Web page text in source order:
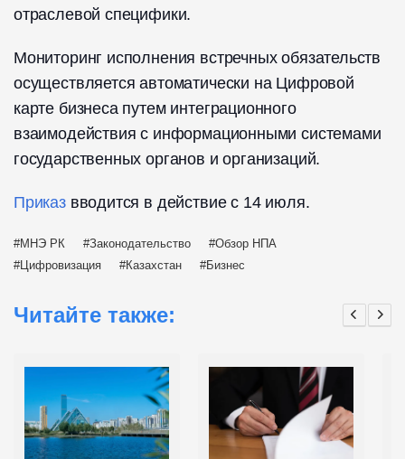
отраслевой специфики.
Мониторинг исполнения встречных обязательств
осуществляется автоматически на Цифровой
карте бизнеса путем интеграционного
взаимодействия с информационными системами
государственных органов и организаций.
Приказвводится в действие с 14 июля.
МНЭ РК Законодательство
Обзор НПА
Цифровизация
Казахстан Бизнес
Читайте также: